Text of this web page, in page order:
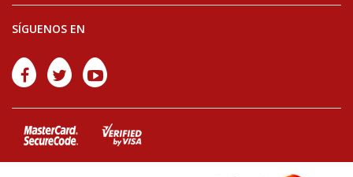
SÍGUENOS EN